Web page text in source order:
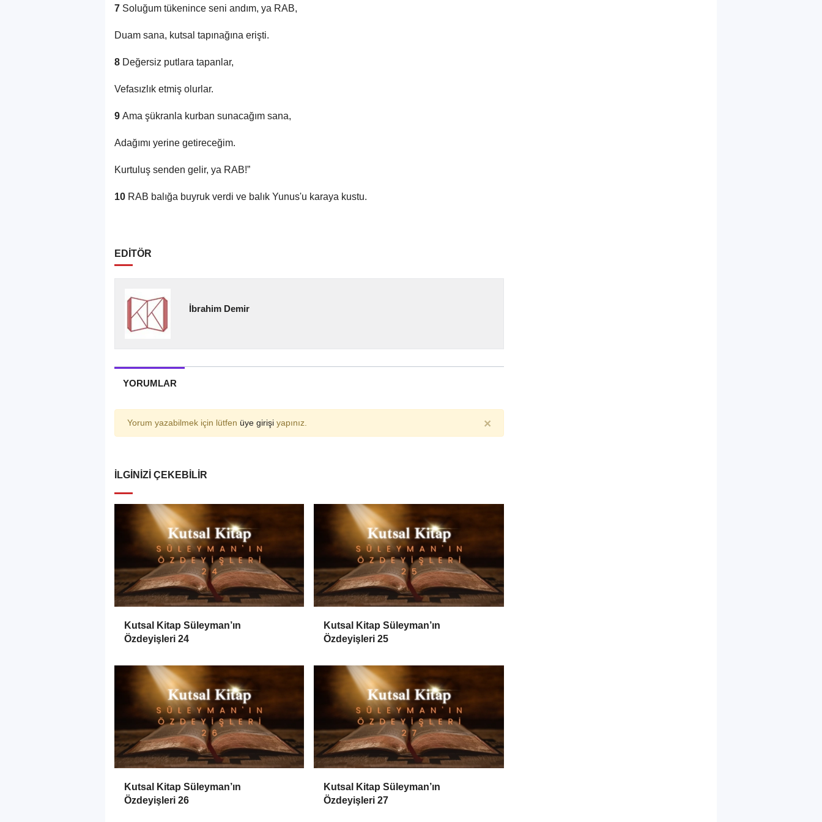
7 Soluğum tükenince seni andım, ya RAB,
Duam sana, kutsal tapınağına erişti.
8 Değersiz putlara tapanlar,
Vefasızlık etmiş olurlar.
9 Ama şükranla kurban sunacağım sana,
Adağımı yerine getireceğim.
Kurtuluş senden gelir, ya RAB!”
10 RAB balığa buyruk verdi ve balık Yunus'u karaya kustu.
EDİTÖR
İbrahim Demir
YORUMLAR
Yorum yazabilmek için lütfen üye girişi yapınız. ×
İLGINIZI ÇEKEBILIR
Kutsal Kitap Süleyman’ın
Özdeyişleri 24
Kutsal Kitap Süleyman’ın
Özdeyişleri 25
Kutsal Kitap Süleyman’ın
Özdeyişleri 26
Kutsal Kitap Süleyman’ın
Özdeyişleri 27